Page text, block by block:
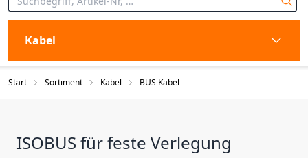
Kabel
Start Sortiment Kabel BUS Kabel
ISOBUS für feste Verlegung